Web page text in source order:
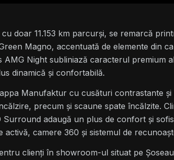
doar 11.153 km parcurși, se remarcă
Magno, accentuată de elemente din
Night subliniază caracterul premium
dinamică și confortabilă.
Manufaktur cu cusături contrastante
precum și scaune spate încălzite.
adaugă un plus de confort și
camere 360 și sistemul de
clienți în showroom-ul situat pe